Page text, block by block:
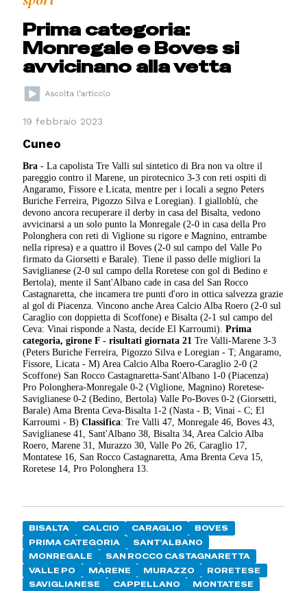
Prima categoria:
Monregale e Boves si
avvicinano alla vetta
19 febbraio 2023
Cuneo
Bra - La capolista Tre Valli sul sintetico di Bra non va oltre il
pareggio contro il Marene, un pirotecnico 3-3 con reti ospiti di
Angaramo, Fissore e Licata, mentre per i locali a segno Peters
Buriche Ferreira, Pigozzo Silva e Loregian). I gialloblù, che
devono ancora recuperare il derby in casa del Bisalta, vedono
avvicinarsi a un solo punto la Monregale (2-0 in casa della Pro
Polonghera con reti di Viglione su rigore e Magnino, entrambe
nella ripresa) e a quattro il Boves (2-0 sul campo del Valle Po
firmato da Giorsetti e Barale). Tiene il passo delle migliori la
Saviglianese (2-0 sul campo della Roretese con gol di Bedino e
Bertola), mente il Sant'Albano cade in casa del San Rocco
Castagnaretta, che incamera tre punti d'oro in ottica salvezza grazie
al gol di Piacenza. Vincono anche Area Calcio Alba Roero (2-0 sul
Caraglio con doppietta di Scoffone) e Bisalta (2-1 sul campo del
Ceva: Vinai risponde a Nasta, decide El Karroumi).Prima
categoria, girone F - risultati giornata 21 Tre Valli-Marene 3-3
(Peters Buriche Ferreira, Pigozzo Silva e Loregian - T; Angaramo,
Fissore, Licata - M) Area Calcio Alba Roero-Caraglio 2-0 (2
Scoffone) San Rocco Castagnaretta-Sant'Albano 1-0 (Piacenza)
Pro Polonghera-Monregale 0-2 (Viglione, Magnino) Roretese-
Saviglianese 0-2 (Bedino, Bertola) Valle Po-Boves 0-2 (Giorsetti,
Barale) Ama Brenta Ceva-Bisalta 1-2 (Nasta - B; Vinai - C; El
Karroumi - B)Classifica: Tre Valli 47, Monregale 46, Boves 43,
Saviglianese 41, Sant'Albano 38, Bisalta 34, Area Calcio Alba
Roero, Marene 31, Murazzo 30, Valle Po 26, Caraglio 17,
Montatese 16, San Rocco Castagnaretta, Ama Brenta Ceva 15,
Roretese 14, Pro Polonghera 13.
BISALTA CALCIO CARAGLIO
BOVES
PRIMA CATEGORIA
SANT'ALBANO
MONREGALE
SAN ROCCO CASTAGNARETTA
VALLE PO
MARENE MURAZZO
RORETESE
SAVIGLIANESE
CAPPELLANO
MONTATESE